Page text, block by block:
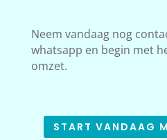
Neem vandaag nog
whatsapp en begin met
omzet.
START VANDAAG